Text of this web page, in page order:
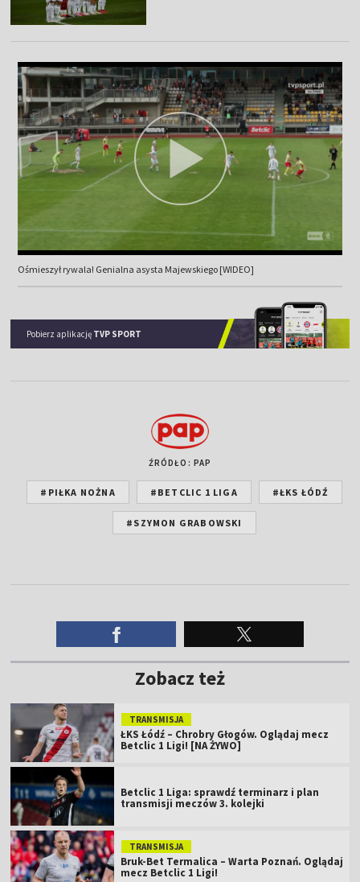
Ośmieszył rywala! Genialna asysta Majewskiego [WIDEO]
Pobierz aplikację TVP SPORT
ŹRÓDŁO: PAP
#PIŁKA NOŻNA #BETCLIC 1 LIGA #ŁKS ŁÓDŹ
#SZYMON GRABOWSKI
Zobacz też
TRANSMISJA
ŁKS Łódź – Chrobry Głogów. Oglądaj mecz
Betclic 1 Ligi! [NA ŻYWO]
Betclic 1 Liga: sprawdź terminarz i plan
transmisji meczów 3. kolejki
TRANSMISJA
Bruk-Bet Termalica – Warta Poznań. Oglądaj
mecz Betclic 1 Ligi!